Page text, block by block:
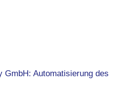
GmbH: Automatisierung des